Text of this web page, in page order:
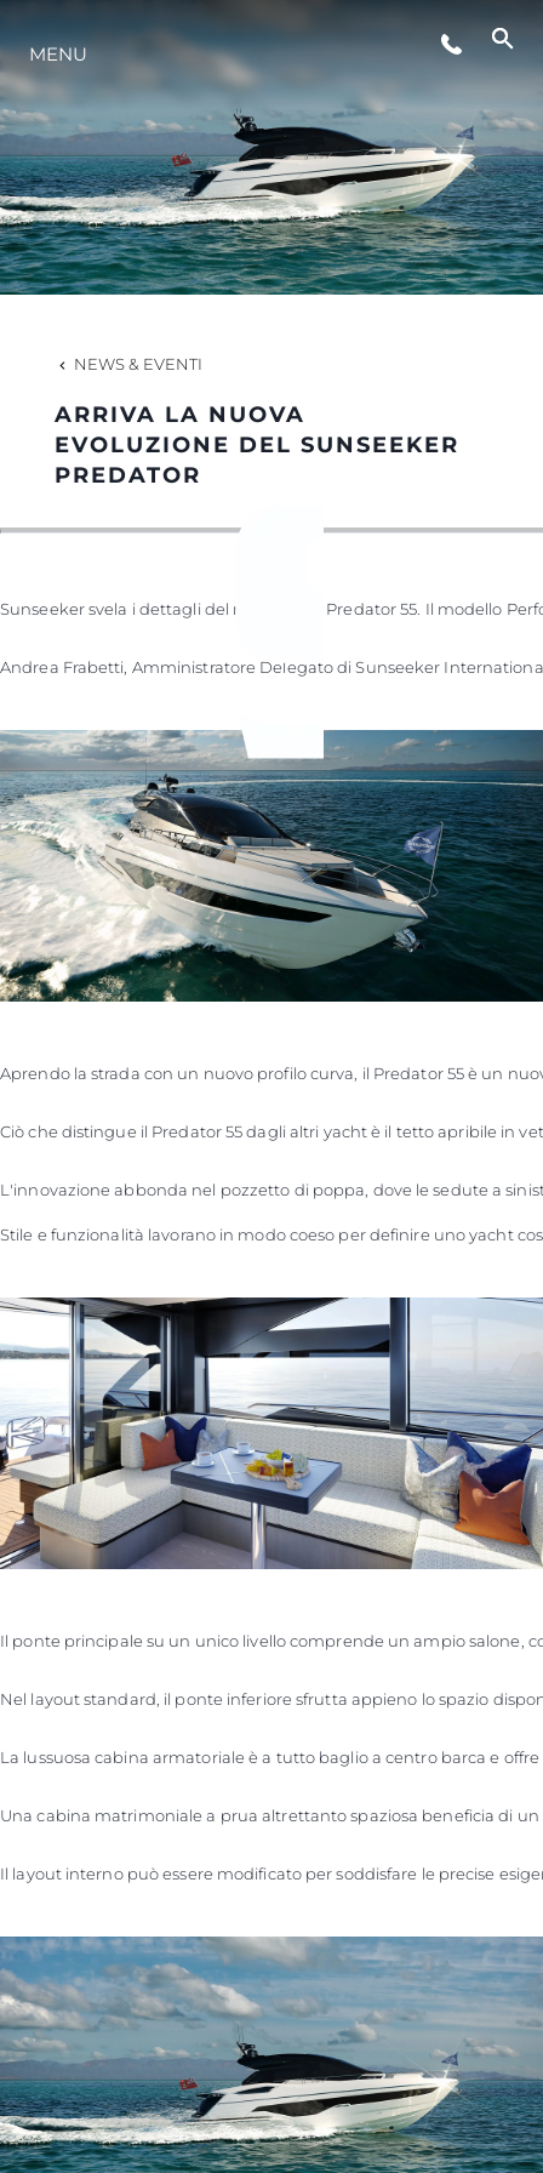
LIFESTYLE
INNOVAZIONE
L'AZIENDA
HERITAGE
VALUTA LA TUA IMBARCAZIONE
MENU
NEWS & EVENTI
ARRIVA LA NUOVA
EVOLUZIONE DEL SUNSEEKER
PREDATOR
Sunseeker svela i dettagli del nuovissimo Predator 55. Il modello
Andrea Frabetti, Amministratore Delegato di Sunseeker
Aprendo la strada con un nuovo profilo curva, il Predator 55 è un
Ciò che distingue il Predator 55 dagli altri yacht è il tetto apribile in
L'innovazione abbonda nel pozzetto di poppa, dove le sedute a
Il ponte principale su un unico livello comprende un ampio salone,
Nel layout standard, il ponte inferiore sfrutta appieno lo spazio
La lussuosa cabina armatoriale è a tutto baglio a centro barca e
Una cabina matrimoniale a prua altrettanto spaziosa beneficia di